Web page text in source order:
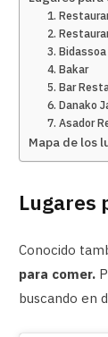
1.
2.
3.
4. Bakar
5. Bar
6. Danako
7. Asador
Mapa de los
Lugares
Conocido
para comer.
buscando en